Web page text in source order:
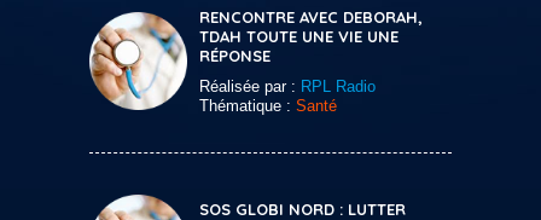
RENCONTRE AVEC DEBORAH,
TDAH TOUTE UNE VIE UNE
RÉPONSE
Réalisée par : RPL Radio
Thématique : Santé
SOS GLOBI NORD : LUTTER